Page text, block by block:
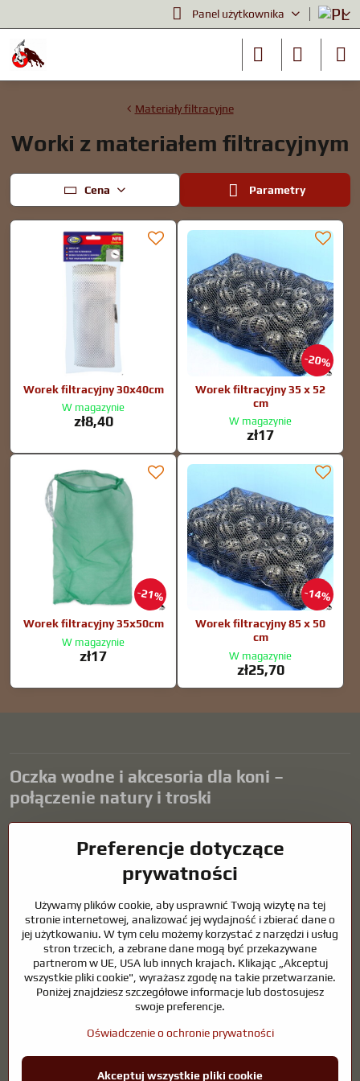
Panel użytkownika
Materiały filtracyjne
Worki z materiałem filtracyjnym
Cena Parametry
Worek filtracyjny 30x40cm
W magazynie
zł8,40
20%
Worek filtracyjny 35 x 52
cm
W magazynie
zł17
21%
Worek filtracyjny 35x50cm
W magazynie
zł17
14%
Worek filtracyjny 85 x 50
cm
W magazynie
zł25,70
Oczka wodne i akcesoria dla koni –
połączenie natury i troski
harmonijne środowisko sprzyjające relaksowi i życiu zwierząt
wodnych. Odpowiednia technologia, filtracja i regularna
konserwacja są kluczem do czystej wody i zdrowego stawu przez
naszego życia.
Konie wymagają wysokiej jakości sprzętu jeździeckiego,
odpowiedniego odżywiania i odpowiedzialnej opieki, aby być zdrowe,
silne i zadowolone. Niezależnie od tego, czy chodzi o sprzęt dla
jeźdźców, hodowców, czy miłośników natury, celem jest stworzenie
środowiska, które wspiera naturalną równowagę, bezpieczeństwo i
©2026Prawa autorskie
Preferencje dotyczące prywatności
Preferencje dotyczące
prywatności
Używamy plików cookie, aby usprawnić Twoją wizytę na tej
stronie internetowej, analizować jej wydajność i zbierać dane o
jej użytkowaniu. W tym celu możemy korzystać z narzędzi i usług
stron trzecich, a zebrane dane mogą być przekazywane
partnerom w UE, USA lub innych krajach. Klikając „Akceptuj
wszystkie pliki cookie", wyrażasz zgodę na takie przetwarzanie.
Poniżej znajdziesz szczegółowe informacje lub dostosujesz
swoje preferencje.
Oświadczenie o ochronie prywatności
Akceptuj wszystkie pliki cookie